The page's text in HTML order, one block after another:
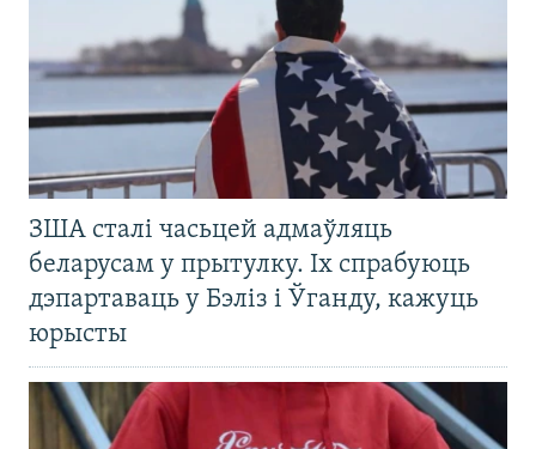
ЗША сталі часьцей адмаўляць
беларусам у прытулку. Іх спрабуюць
дэпартаваць у Бэліз і Ўганду, кажуць
юрысты